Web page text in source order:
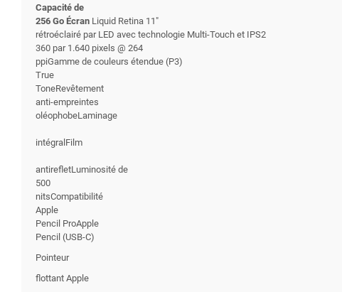
Capacité de
256 Go Écran Liquid Retina 11"
rétroéclairé par LED avec technologie Multi-Touch et IPS2
360 par 1.640 pixels @ 264
ppiGamme de couleurs étendue (P3)
True
ToneRevêtement
anti-empreintes
oléophobeLaminage
intégralFilm
antirefletLuminosité de
500
nitsCompatibilité
Apple
Pencil ProApple
Pencil (USB-C)
Pointeur
flottant Apple